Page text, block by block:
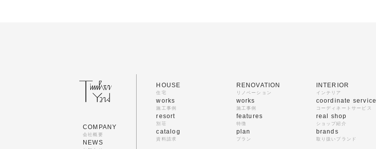
COMPANY
会社概要
NEWS
HOUSE
住宅
works
施工事例
resort
別荘
catalog
資料請求
RENOVATION
リノベーション
works
施工事例
features
特徴
plan
プラン
INTERIOR
インテリア
coordinate service
コーディネートサービス
real shop
ショップ紹介
brands
取り扱いブランド